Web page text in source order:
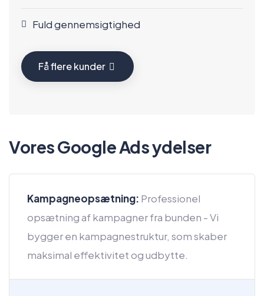
Fuld gennemsigtighed
Få flere kunder
Vores Google Ads ydelser
Kampagneopsætning: Professionel
opsætning af kampagner fra bunden - Vi
bygger en kampagnestruktur, som skaber
maksimal effektivitet og udbytte.